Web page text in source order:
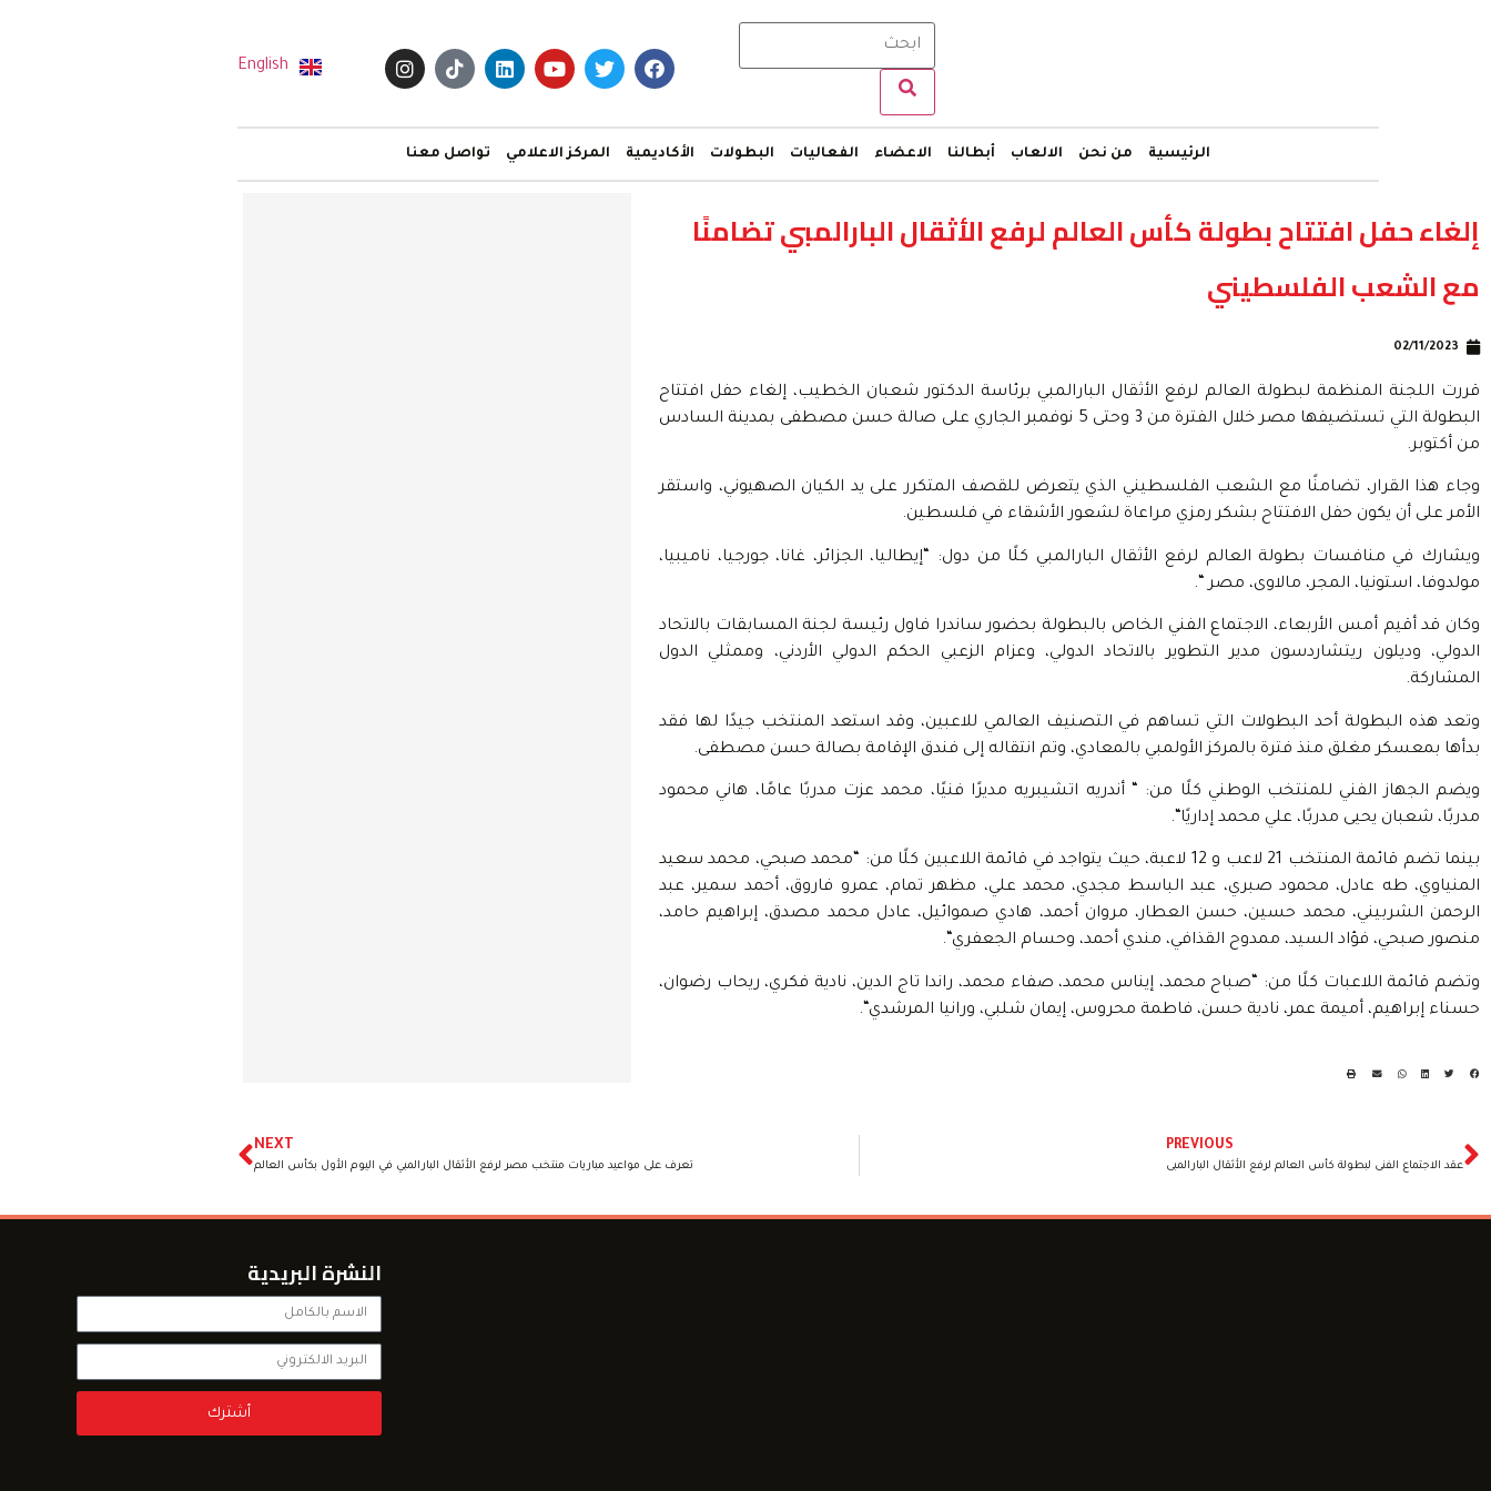
English
الرئيسية من نحن الالعاب أبطالنا الاعضاء الفعاليات البطولات الأكاديمية المركز الاعلامي تواصل معنا
إلغاء حفل افتتاح بطولة كأس العالم لرفع الأثقال البارالمبي تضامنًا
مع الشعب الفلسطيني
02/11/2023
قررت اللجنة المنظمة لبطولة العالم لرفع الأثقال البارالمبي برئاسة الدكتور شعبان الخطيب، إلغاء حفل افتتاح
البطولة التي تستضيفها مصر خلال الفترة من 3 وحتى 5 نوفمبر الجاري على صالة حسن مصطفى بمدينة السادس
من أكتوبر.
وجاء هذا القرار، تضامنًا مع الشعب الفلسطيني الذي يتعرض للقصف المتكرر على يد الكيان الصهيوني، واستقر
الأمر على أن يكون حفل الافتتاح بشكر رمزي مراعاة لشعور الأشقاء في فلسطين.
ويشارك في منافسات بطولة العالم لرفع الأثقال البارالمبي كلًا من دول: “إيطاليا، الجزائر، غانا، جورجيا، ناميبيا،
مولدوفا، استونيا، المجر، مالاوى، مصر “.
وكان قد أقيم أمس الأربعاء، الاجتماع الفني الخاص بالبطولة بحضور ساندرا فاول رئيسة لجنة المسابقات بالاتحاد
الدولي، وديلون ريتشاردسون مدير التطوير بالاتحاد الدولي، وعزام الزعبي الحكم الدولي الأردني، وممثلي الدول
المشاركة.
وتعد هذه البطولة أحد البطولات التي تساهم في التصنيف العالمي للاعبين، وقد استعد المنتخب جيدًا لها فقد
بدأها بمعسكر مغلق منذ فترة بالمركز الأولمبي بالمعادي، وتم انتقاله إلى فندق الإقامة بصالة حسن مصطفى.
ويضم الجهاز الفني للمنتخب الوطني كلًا من: “ أندريه اتشيبريه مديرًا فنيًا، محمد عزت مدربًا عامًا، هاني محمود
مدربًا، شعبان يحيى مدربًا، علي محمد إداريًا“.
بينما تضم قائمة المنتخب 21 لاعب و 12 لاعبة، حيث يتواجد في قائمة اللاعبين كلًا من: “محمد صبحي، محمد سعيد
المنياوي، طه عادل، محمود صبري، عبد الباسط مجدي، محمد علي، مظهر تمام، عمرو فاروق، أحمد سمير، عبد
الرحمن الشربيني، محمد حسين، حسن العطار، مروان أحمد، هادي صموائيل، عادل محمد مصدق، إبراهيم حامد،
منصور صبحي، فؤاد السيد، ممدوح القذافي، مندي أحمد، وحسام الجعفري“.
وتضم قائمة اللاعبات كلًا من: “صباح محمد، إيناس محمد، صفاء محمد، راندا تاج الدين، نادية فكري، ريحاب رضوان،
حسناء إبراهيم، أميمة عمر، نادية حسن، فاطمة محروس، إيمان شلبي، ورانيا المرشدي“.
PREVIOUS
عقد الاجتماع الفنى لبطولة كأس العالم لرفع الأثقال البارالمبى
NEXT
تعرف على مواعيد مباريات منتخب مصر لرفع الأثقال البارالمبي في اليوم الأول بكأس العالم
النشرة البريدية
أشترك